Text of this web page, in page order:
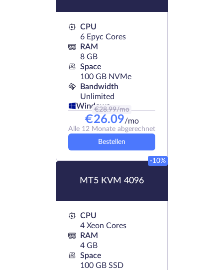
CPU
6 Epyc Cores
RAM
8 GB
Space
100 GB NVMe
Bandwidth
Unlimited
Windows
€28.99/mo
€26.09/mo
Alle 12 Monate abgerechnet
Bestellen
MT5 KVM 4096
-10%
CPU
4 Xeon Cores
RAM
4 GB
Space
100 GB SSD